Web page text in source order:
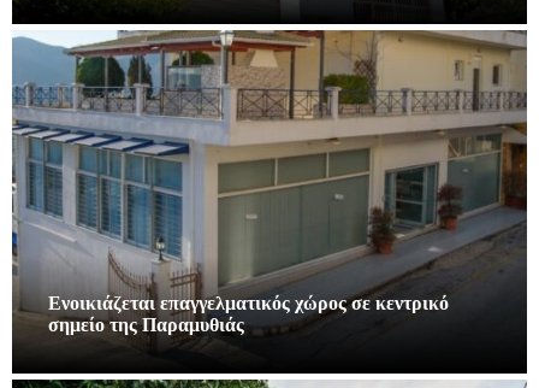
Ενοικιάζεται επαγγελματικός χώρος σε κεντρικό
σημείο της Παραμυθιάς